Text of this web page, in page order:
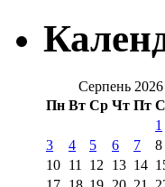
Серпень 2026
Пн Вт Ср Чт Пт
1
3
4 5 6 7 8
10 11 12 13 14